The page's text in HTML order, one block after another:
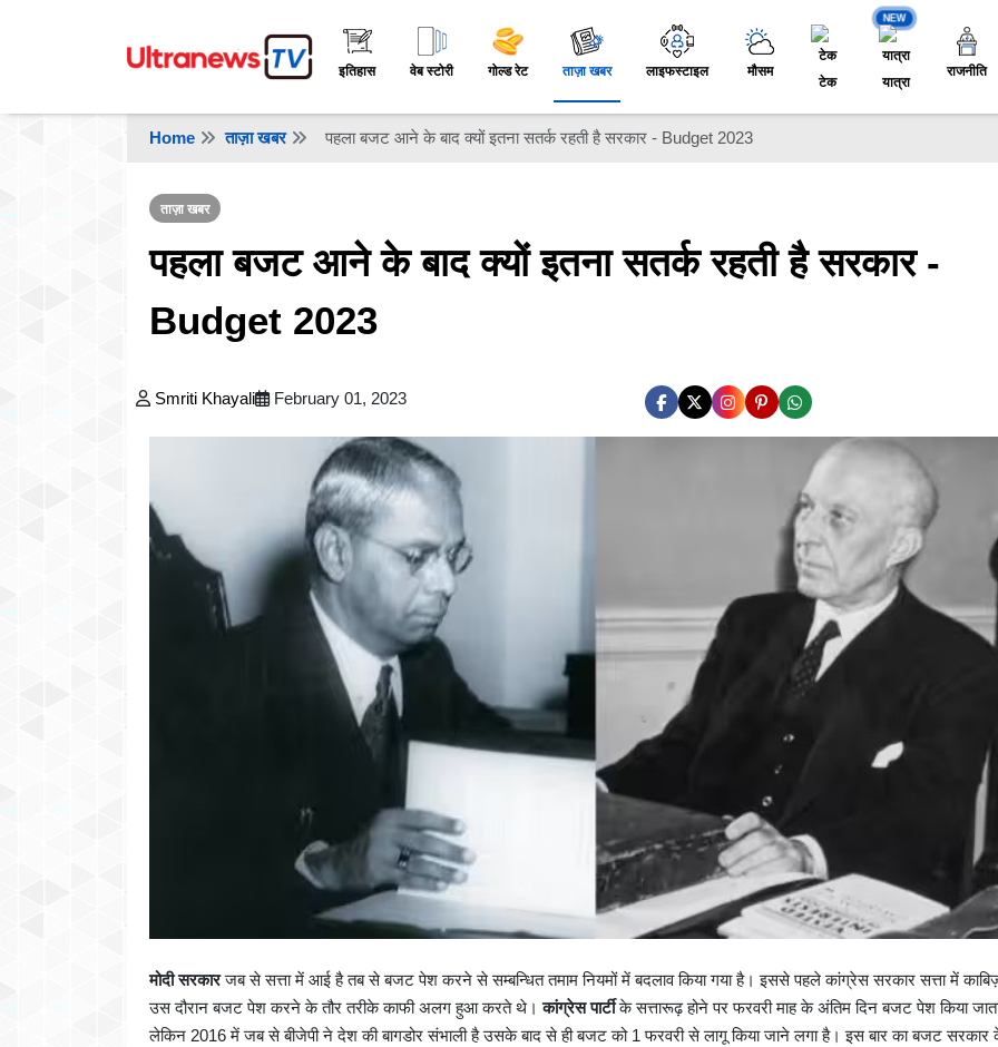
इतिहास वेब स्टोरी गोल्ड रेट ताज़ा खबर लाइफस्टाइल मौसम
टेक
NEW
यात्रा
राजनीति
Home ताज़ा खबर पहला बजट आने के बाद क्यों इतना सतर्क रहती है सरकार - Budget 2023
ताज़ा खबर
पहला बजट आने के बाद क्यों इतना सतर्क रहती है सरकार -
Budget 2023
Smriti Khayali February 01, 2023
मोदी सरकारजब से सत्ता में आई है तब से बजट पेश करने से सम्बन्धित तमाम नियमों में बदलाव किया गया है। इससे पहले कांग्रेस सरकार सत्ता में
उस दौरान बजट पेश करने के तौर तरीके काफी अलग हुआ करते थे।कांग्रेस पार्टीके सत्तारूढ़ होने पर फरवरी माह के अंतिम दिन बजट पेश किया
लेकिन 2016 में जब से बीजेपी ने देश की बागडोर संभाली है उसके बाद से ही बजट को 1 फरवरी से लागू किया जाने लगा है। इस बार का बजट सरकार